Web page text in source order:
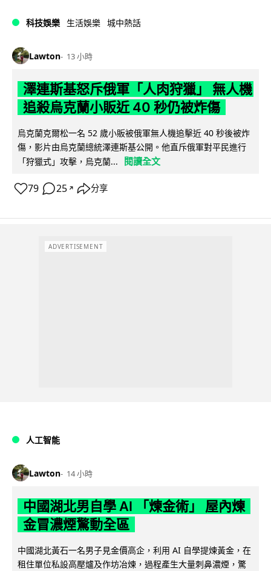
科技娛樂 生活娛樂 城中熱話
Lawton 13 小時
澤連斯基怒斥俄軍「人肉狩獵」 無人機
追殺烏克蘭小販近 40 秒仍被炸傷
烏克蘭克爾松一名 52 歲小販被俄軍無人機追擊近 40 秒後被炸
傷，影片由烏克蘭總統澤連斯基公開。他直斥俄軍對平民進行
「狩獵式」攻擊，烏克蘭...
閱讀全文
79 25 ↗ 分享
ADVERTISEMENT
人工智能
Lawton 14 小時
中國湖北男自學 AI 「煉金術」 屋內煉
金冒濃煙驚動全區
中國湖北黃石一名男子見金價高企，利用 AI 自學提煉黃金，在
租住單位私設高壓爐及作坊冶煉，過程產生大量刺鼻濃煙，驚